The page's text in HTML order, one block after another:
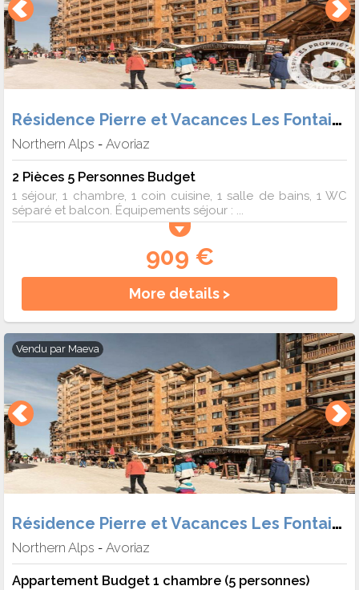
Résidence Pierre et Vacances Les Fontaines Blanches
Northern Alps - Avoriaz
2 Pièces 5 Personnes Budget
1 séjour, 1 chambre, 1 coin cuisine, 1 salle de bains, 1 WC
séparé et balcon. Équipements séjour : ...
909 €
More details >
Vendu par Maeva
Résidence Pierre et Vacances Les Fontaines Blanches
Northern Alps - Avoriaz
Appartement Budget 1 chambre (5 personnes)